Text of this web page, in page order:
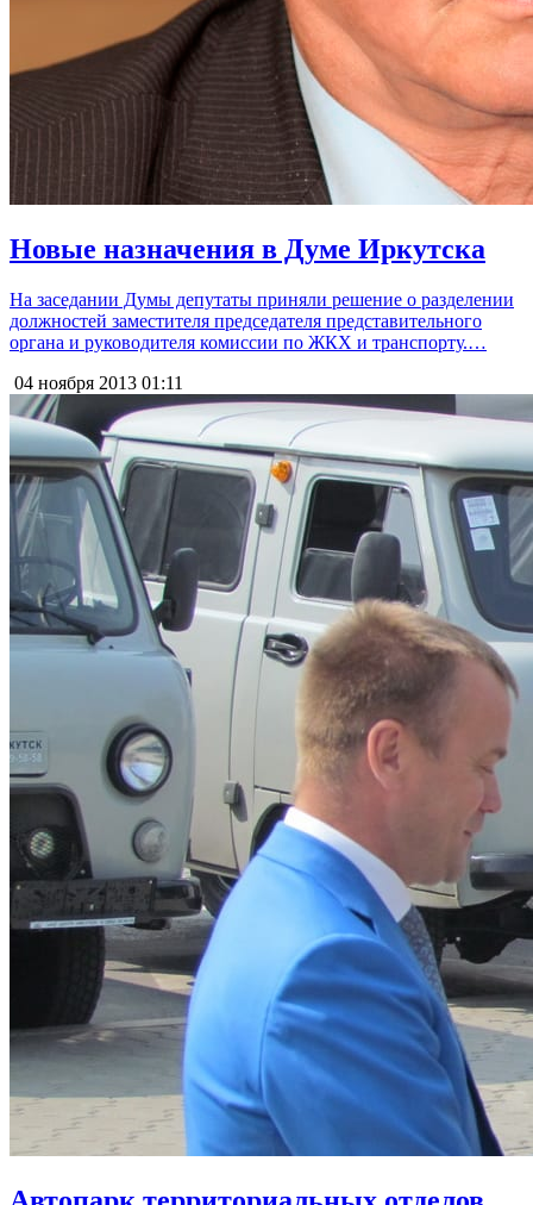
Новые назначения в Думе Иркутска
На заседании Думы депутаты приняли решение о разделении
должностей заместителя председателя представительного
органа и руководителя комиссии по ЖКХ и транспорту.…
04 ноября 2013 01:11